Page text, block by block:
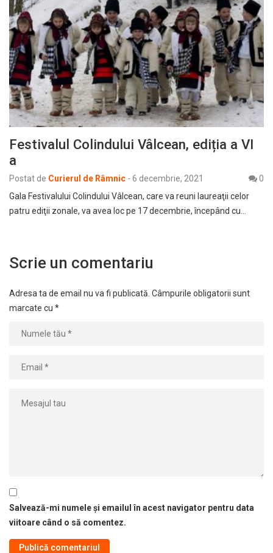
Festivalul Colindului Vâlcean, ediția a VI
a
Postat de Curierul de Râmnic - 6 decembrie, 2021
0
Gala Festivalului Colindului Vâlcean, care va reuni laureaţii celor
patru ediţii zonale, va avea loc pe 17 decembrie, începând cu…
Scrie un comentariu
Adresa ta de email nu va fi publicată. Câmpurile obligatorii sunt
marcate cu *
Salvează-mi numele și emailul în acest navigator pentru data
viitoare când o să comentez.